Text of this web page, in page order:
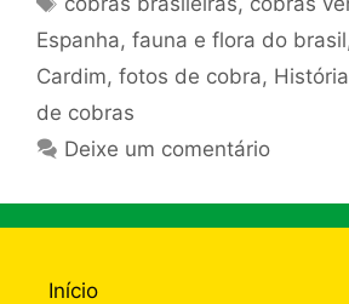
Espanha, fauna e flora do brasil
Cardim, fotos de cobra,
de cobras
Deixe um comentário
Início